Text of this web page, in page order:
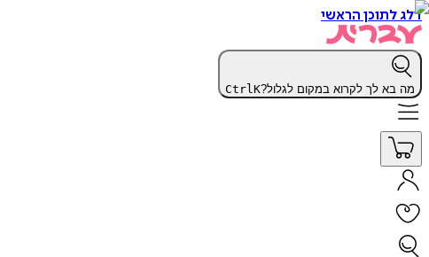
דלג לתוכן הראשי
מה בא לך לקרוא במקום לגלול? CtrlK